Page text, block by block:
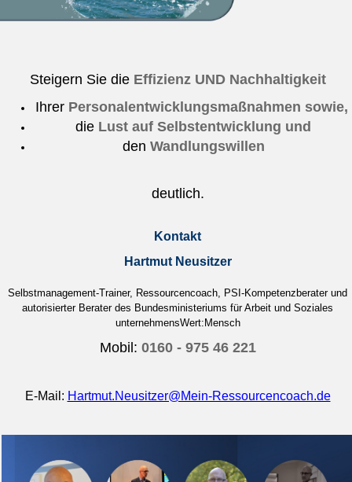
Steigern Sie die EffizienzUND Nachhaltigkeit
Ihrer Personalentwicklungsmaßnahmen sowie,
die Lust auf Selbstentwicklung und
den Wandlungswillen
deutlich.
Kontakt
Hartmut Neusitzer
Selbstmanagement-Trainer, Ressourcencoach, PSI-Kompetenzberater und
autorisierter Berater des Bundesministeriums für Arbeit und Soziales
unternehmensWert:Mensch
Mobil: 0160 - 975 46 221
E-Mail: Hartmut.Neusitzer@Mein-Ressourcencoach.de